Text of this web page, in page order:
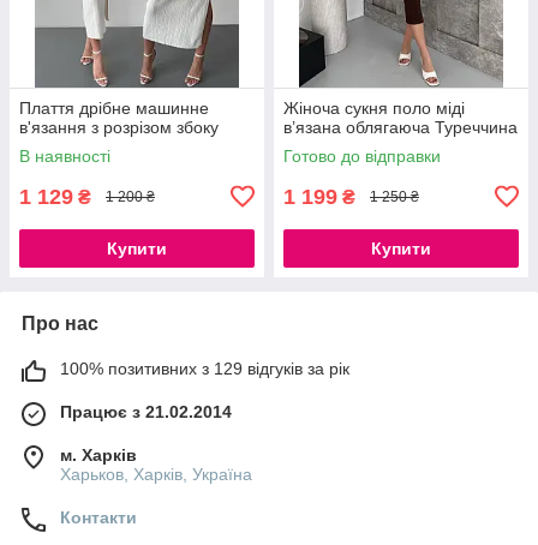
Плаття дрібне машинне
в'язання з розрізом збоку
В наявності
1 129 ₴ 1 200 ₴
Купити
Жіноча сукня поло міді
в’язана облягаюча Туреччина
Готово до відправки
1 199 ₴ 1 250 ₴
Купити
Про нас
100% позитивних з 129 відгуків за рік
Працює з 21.02.2014
м. Харків
Харьков, Харків, Україна
Контакти